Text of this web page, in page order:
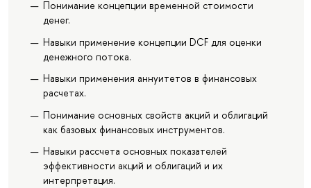
Понимание концепции временной стоимости
денег.
Навыки применение концепции DCF для оценки
денежного потока.
Навыки применения аннуитетов в финансовых
расчетах.
Понимание основных свойств акций и облигаций
как базовых финансовых инструментов.
Навыки рассчета основных показателей
эффективности акций и облигаций и их
интерпретация.